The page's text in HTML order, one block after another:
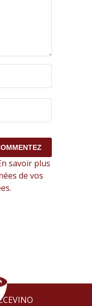
savoir plus
de vos
.